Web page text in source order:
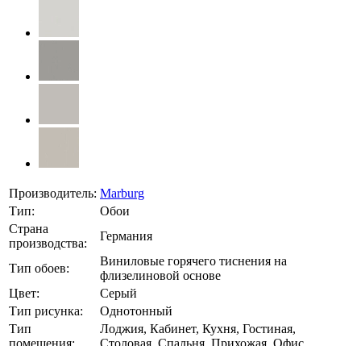
Производитель: Marburg
Тип:
Обои
Страна
производства:
Германия
Тип обоев:
Виниловые горячего тиснения на
флизелиновой основе
Цвет:
Серый
Тип рисунка:
Однотонный
Тип
помещения:
Лоджия, Кабинет, Кухня, Гостиная,
Столовая, Спальня, Прихожая, Офис